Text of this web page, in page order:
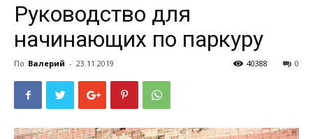
сам
Руководство для
начинающих по паркуру
По Валерий - 23.11.2019 0
40388